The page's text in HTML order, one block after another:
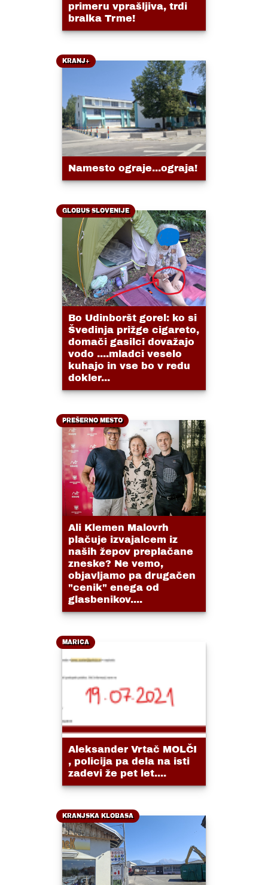
primeru vprašljiva, trdi
bralka Trme!
KRANJ+
Namesto ograje...ograja!
GLOBUS SLOVENIJE
Bo Udinboršt gorel: ko si
Švedinja prižge cigareto,
domači gasilci dovažajo
vodo ....mladci veselo
kuhajo in vse bo v redu
dokler...
PREŠERNO MESTO
Ali Klemen Malovrh
plačuje izvajalcem iz
naših žepov preplačane
zneske? Ne vemo,
objavljamo pa drugačen
"cenik" enega od
glasbenikov....
MARICA
Aleksander Vrtač MOLČI
, policija pa dela na isti
zadevi že pet let....
KRANJSKA KLOBASA